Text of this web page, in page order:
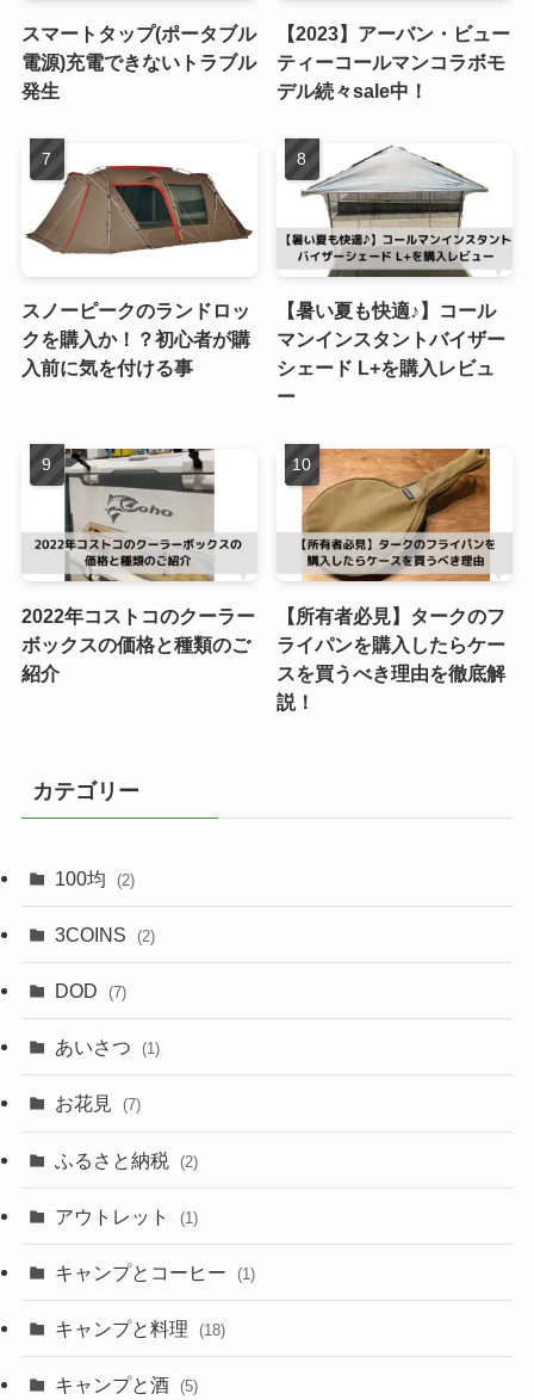
スマートタップ(ポータブル
電源)充電できないトラブル
発生
【2023】アーバン・ビュー
ティーコールマンコラボモ
デル続々sale中！
スノーピークのランドロッ
クを購入か！？初心者が購
入前に気を付ける事
【暑い夏も快適♪】コール
マンインスタントバイザー
シェード L+を購入レビュ
ー
2022年コストコのクーラー
ボックスの価格と種類のご
紹介
【所有者必見】タークのフ
ライパンを購入したらケー
スを買うべき理由を徹底解
説！
カテゴリー
100均 (2)
3COINS (2)
DOD (7)
あいさつ (1)
お花見 (7)
ふるさと納税 (2)
アウトレット (1)
キャンプとコーヒー (1)
キャンプと料理 (18)
キャンプと酒 (5)